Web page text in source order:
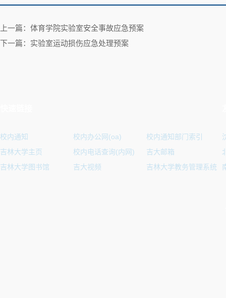
上一篇：体育学院实验室安全事故应急预案
下一篇：实验室运动损伤应急处理预案
校内通知 校内办公网(oa)
校内通知部门索引
吉林大学主页
校内电话查询(内网)
吉大邮箱
吉林大学图书馆
吉大视频 吉林大学教务管理系统